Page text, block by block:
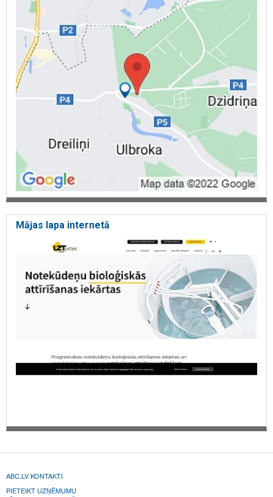
Mājas lapa internetā
ABC.LV KONTAKTI
PIETEIKT UZŅĒMUMU